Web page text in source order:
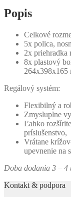
Popis
Celkové
5x polica,
2x priehradka
8x plastový
264x398x165
Regálový systém:
Flexibilný a
Zmysluplne
Ľahko
príslušenstvo,
Vrátane
upevnenie na
Doba dodania 3 – 4
Kontakt & podpora